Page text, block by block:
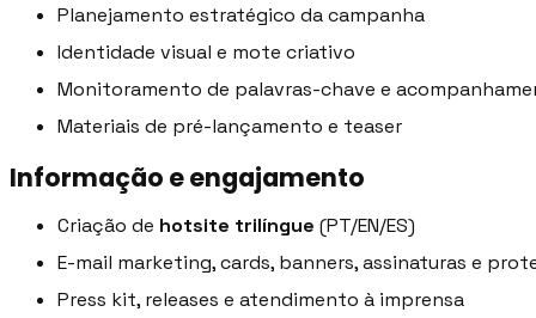
Planejamento estratégico da campanha
Identidade visual e mote criativo
Monitoramento de palavras-chave e
Materiais de pré-lançamento e teaser
Informação e engajamento
Criação de hotsite trilíngue (PT/EN/ES)
E-mail marketing, cards, banners, assinaturas e
Press kit, releases e atendimento à imprensa